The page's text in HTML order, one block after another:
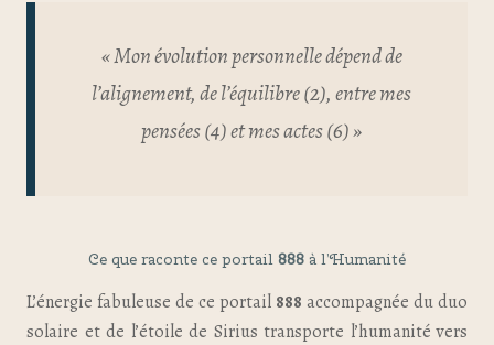
« Mon évolution personnelle dépend de
l’alignement, de l’équilibre (2), entre mes
pensées (4) et mes actes (6) »
Ce que raconte ce portail 888 à l’Humanité
L’énergie fabuleuse de ce portail 888 accompagnée du duo
solaire et de l’étoile de Sirius transporte l’humanité vers